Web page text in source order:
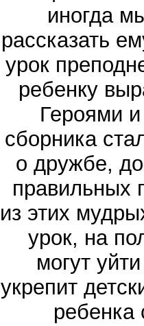
иногда
рассказать
урок
ребенку
Героями и
сборника
о дружбе,
правильных
из этих
урок, на
могут
укрепит
ребенка